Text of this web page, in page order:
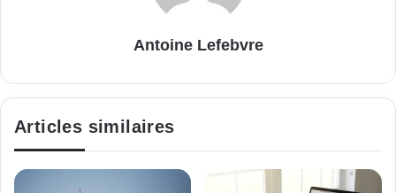
Antoine Lefebvre
Articles similaires